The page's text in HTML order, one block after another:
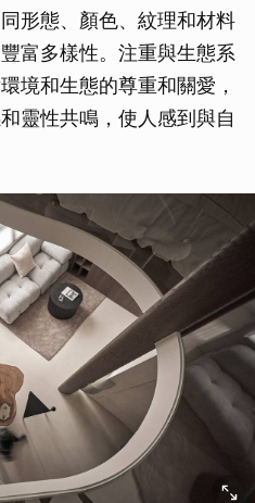
形態、顏色、紋理和材料
富多樣性。注重與生態系
境和生態的尊重和關愛，
靈性共鳴，使人感到與自